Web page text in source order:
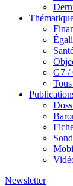
G7 /
Newsletter